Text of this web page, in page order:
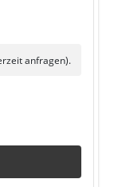
anfragen).